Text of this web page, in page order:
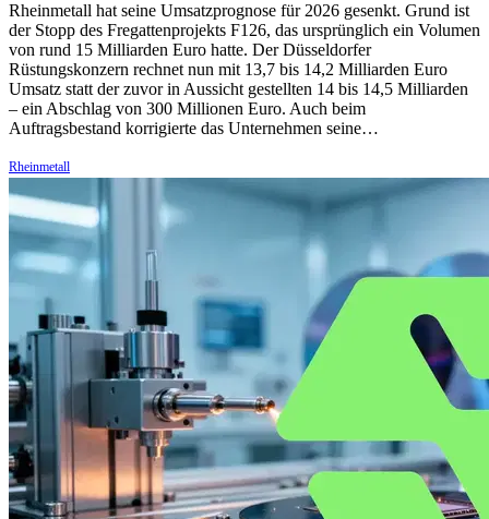
Rheinmetall hat seine Umsatzprognose für 2026 gesenkt. Grund ist
der Stopp des Fregattenprojekts F126, das ursprünglich ein Volumen
von rund 15 Milliarden Euro hatte. Der Düsseldorfer
Rüstungskonzern rechnet nun mit 13,7 bis 14,2 Milliarden Euro
Umsatz statt der zuvor in Aussicht gestellten 14 bis 14,5 Milliarden
– ein Abschlag von 300 Millionen Euro. Auch beim
Auftragsbestand korrigierte das Unternehmen seine…
Rheinmetall